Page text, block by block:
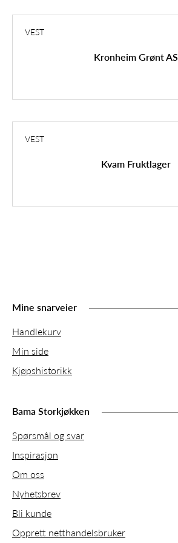
VEST
Kronheim Grønt AS
VEST
Kvam Fruktlager
Mine snarveier
Handlekurv
Min side
Kjøpshistorikk
Bama Storkjøkken
Spørsmål og svar
Inspirasjon
Om oss
Nyhetsbrev
Bli kunde
Opprett netthandelsbruker